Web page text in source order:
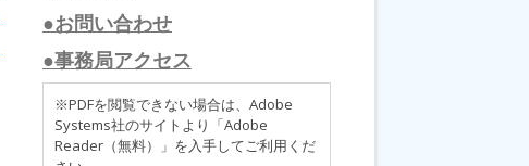
●お問い合わせ
●事務局アクセス
※PDFを閲覧できない場合は、Adobe
Systems社のサイトより「Adobe
Reader（無料）」を入手してご利用くだ